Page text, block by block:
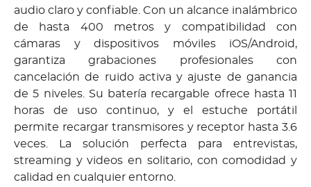
audio claro y confiable. Con un alcance inalámbrico
de hasta 400 metros y compatibilidad con
cámaras y dispositivos móviles iOS/Android,
garantiza grabaciones profesionales con
cancelación de ruido activa y ajuste de ganancia
de 5 niveles. Su batería recargable ofrece hasta 11
horas de uso continuo, y el estuche portátil
permite recargar transmisores y receptor hasta 3.6
veces. La solución perfecta para entrevistas,
streaming y videos en solitario, con comodidad y
calidad en cualquier entorno.